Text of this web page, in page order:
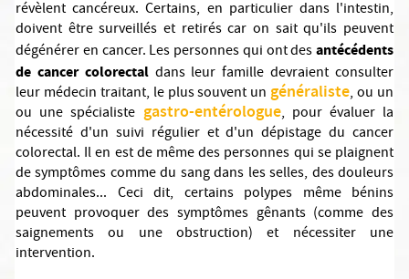
révèlent cancéreux. Certains, en particulier dans l'intestin,
doivent être surveillés et retirés car on sait qu'ils peuvent
dégénérer en cancer. Les personnes qui ont desantécédents
de cancer colorectaldans leur famille devraient consulter
leur médecin traitant, le plus souvent ungénéraliste, ou un
ou une spécialiste gastro-entérologue, pour évaluer la
nécessité d'un suivi régulier et d'un dépistage du cancer
colorectal. Il en est de même des personnes qui se plaignent
de symptômes comme du sang dans les selles, des douleurs
abdominales... Ceci dit, certains polypes même bénins
peuvent provoquer des symptômes gênants (comme des
saignements ou une obstruction) et nécessiter une
intervention.